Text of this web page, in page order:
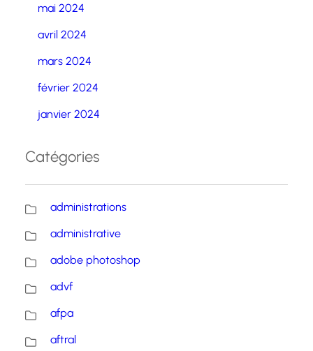
mai 2024
avril 2024
mars 2024
février 2024
janvier 2024
Catégories
administrations
administrative
adobe photoshop
advf
afpa
aftral